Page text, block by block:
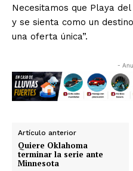
Necesitamos que Playa
y se sienta como un
una oferta única”.
-
Artículo anterior
Quiere Oklahoma
terminar la serie ante
Minnesota